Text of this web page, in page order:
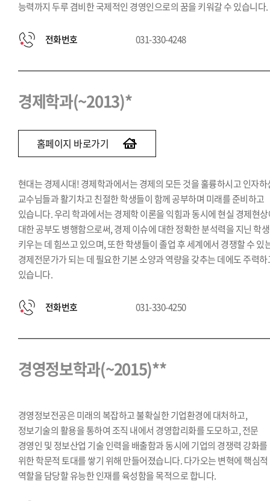
능력까지 두루 겸비한 국제적인 경영인으로의 꿈을 키워갈 수 있습니다.
전화번호 031-330-4248
경제학과(~2013)*
홈페이지 바로가기
현대는 경제시대! 경제학과에서는 경제의 모든 것을 훌륭하시고 인자하
교수님들과 활기차고 친절한 학생들이 함께 공부하며 미래를 준비하고
있습니다. 우리 학과에서는 경제학 이론을 익힘과 동시에 현실 경제현
대한 공부도 병행함으로써, 경제 이슈에 대한 정확한 분석력을 지닌 학
키우는 데 힘쓰고 있으며, 또한 학생들이 졸업 후 세계에서 경쟁할 수 있
경제전문가가 되는 데 필요한 기본 소양과 역량을 갖추는 데에도 주력
있습니다.
전화번호 031-330-4250
경영정보학과(~2015)**
경영정보전공은 미래의 복잡하고 불확실한 기업환경에 대처하고,
정보기술의 활용을 통하여 조직 내에서 경영합리화를 도모하고, 전문
경영인 및 정보산업 기술 인력을 배출함과 동시에 기업의 경쟁력 강화를
위한 학문적 토대를 쌓기 위해 만들어졌습니다. 다가오는 변혁에 핵심적
역할을 담당할 유능한 인재를 육성함을 목적으로 합니다.